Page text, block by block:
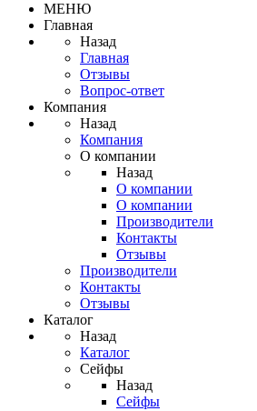
МЕНЮ
Главная
Назад
Главная
Отзывы
Вопрос-ответ
Компания
Назад
Компания
О компании
Назад
О компании
О компании
Производители
Контакты
Отзывы
Производители
Контакты
Отзывы
Каталог
Назад
Каталог
Сейфы
Назад
Сейфы